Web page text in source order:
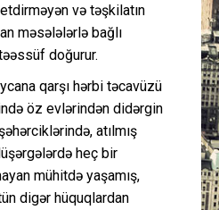
və təşkilatın
məsələlərlə bağlı
doğurur.
qarşı hərbi təcavüzü
öz evlərindən didərgin
atılmış
heç bir
mühitdə yaşamış,
digər hüquqlardan